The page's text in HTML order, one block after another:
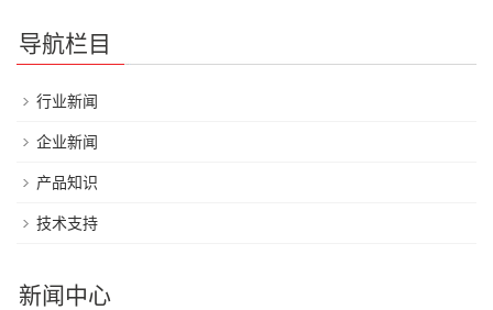
导航栏目
行业新闻
企业新闻
产品知识
技术支持
新闻中心